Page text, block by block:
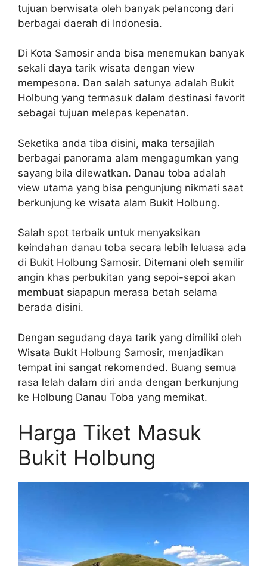
tujuan berwisata oleh banyak pelancong dari
berbagai daerah di Indonesia.
Di Kota Samosir anda bisa menemukan banyak
sekali daya tarik wisata dengan view
mempesona. Dan salah satunya adalah Bukit
Holbung yang termasuk dalam destinasi favorit
sebagai tujuan melepas kepenatan.
Seketika anda tiba disini, maka tersajilah
berbagai panorama alam mengagumkan yang
sayang bila dilewatkan. Danau toba adalah
view utama yang bisa pengunjung nikmati saat
berkunjung ke wisata alam Bukit Holbung.
Salah spot terbaik untuk menyaksikan
keindahan danau toba secara lebih leluasa ada
di Bukit Holbung Samosir. Ditemani oleh semilir
angin khas perbukitan yang sepoi-sepoi akan
membuat siapapun merasa betah selama
berada disini.
Dengan segudang daya tarik yang dimiliki oleh
Wisata Bukit Holbung Samosir, menjadikan
tempat ini sangat rekomended. Buang semua
rasa lelah dalam diri anda dengan berkunjung
ke Holbung Danau Toba yang memikat.
Harga Tiket Masuk
Bukit Holbung